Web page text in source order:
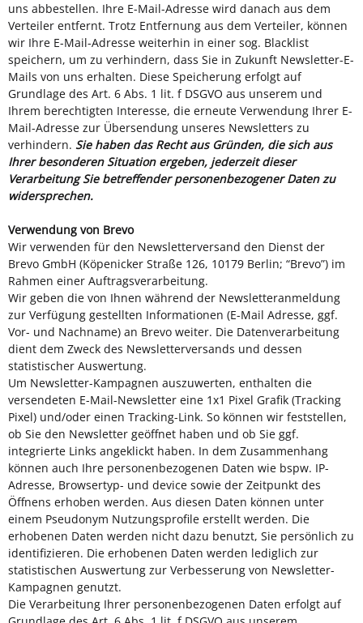
uns abbestellen. Ihre E-Mail-Adresse wird danach aus dem
Verteiler entfernt. Trotz Entfernung aus dem Verteiler, können
wir Ihre E-Mail-Adresse weiterhin in einer sog. Blacklist
speichern, um zu verhindern, dass Sie in Zukunft Newsletter-E-
Mails von uns erhalten. Diese Speicherung erfolgt auf
Grundlage des Art. 6 Abs. 1 lit. f DSGVO aus unserem und
Ihrem berechtigten Interesse, die erneute Verwendung Ihrer E-
Mail-Adresse zur Übersendung unseres Newsletters zu
verhindern. Sie haben das Recht aus Gründen, die sich aus
Ihrer besonderen Situation ergeben, jederzeit dieser
Verarbeitung Sie betreffender personenbezogener Daten zu
widersprechen.
Verwendung von Brevo
Wir verwenden für den Newsletterversand den Dienst der
Brevo GmbH (Köpenicker Straße 126, 10179 Berlin; “Brevo”) im
Rahmen einer Auftragsverarbeitung.
Wir geben die von Ihnen während der Newsletteranmeldung
zur Verfügung gestellten Informationen (E-Mail Adresse, ggf.
Vor- und Nachname) an Brevo weiter. Die Datenverarbeitung
dient dem Zweck des Newsletterversands und dessen
statistischer Auswertung.
Um Newsletter-Kampagnen auszuwerten, enthalten die
versendeten E-Mail-Newsletter eine 1x1 Pixel Grafik (Tracking
Pixel) und/oder einen Tracking-Link. So können wir feststellen,
ob Sie den Newsletter geöffnet haben und ob Sie ggf.
integrierte Links angeklickt haben. In dem Zusammenhang
können auch Ihre personenbezogenen Daten wie bspw. IP-
Adresse, Browsertyp- und device sowie der Zeitpunkt des
Öffnens erhoben werden. Aus diesen Daten können unter
einem Pseudonym Nutzungsprofile erstellt werden. Die
erhobenen Daten werden nicht dazu benutzt, Sie persönlich zu
identifizieren. Die erhobenen Daten werden lediglich zur
statistischen Auswertung zur Verbesserung von Newsletter-
Kampagnen genutzt.
Die Verarbeitung Ihrer personenbezogenen Daten erfolgt auf